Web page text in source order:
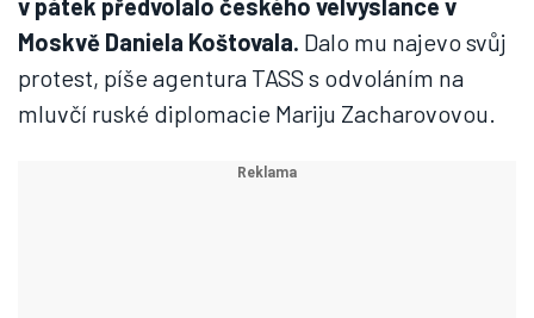
v pátek předvolalo českého velvyslance v
Moskvě Daniela Koštovala. Dalo mu najevo svůj
protest, píše agentura TASS s odvoláním na
mluvčí ruské diplomacie Mariju Zacharovovou.